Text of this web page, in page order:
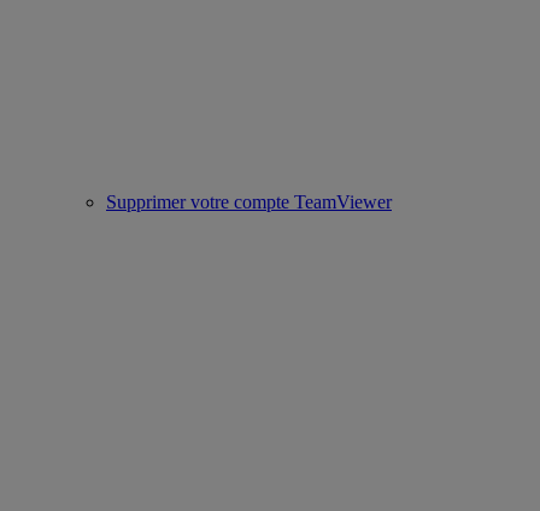
Supprimer votre compte TeamViewer